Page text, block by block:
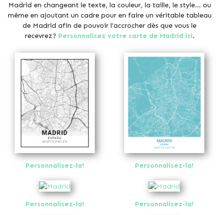
Madrid en changeant le texte, la couleur, la taille, le style... ou
même en ajoutant un cadre pour en faire un véritable tableau
de Madrid afin de pouvoir l’accrocher dès que vous le
recevrez? Personnalisez votre carte de Madrid ici.
Personnalisez-la! Personnalisez-la!
Personnalisez-la! Personnalisez-la!